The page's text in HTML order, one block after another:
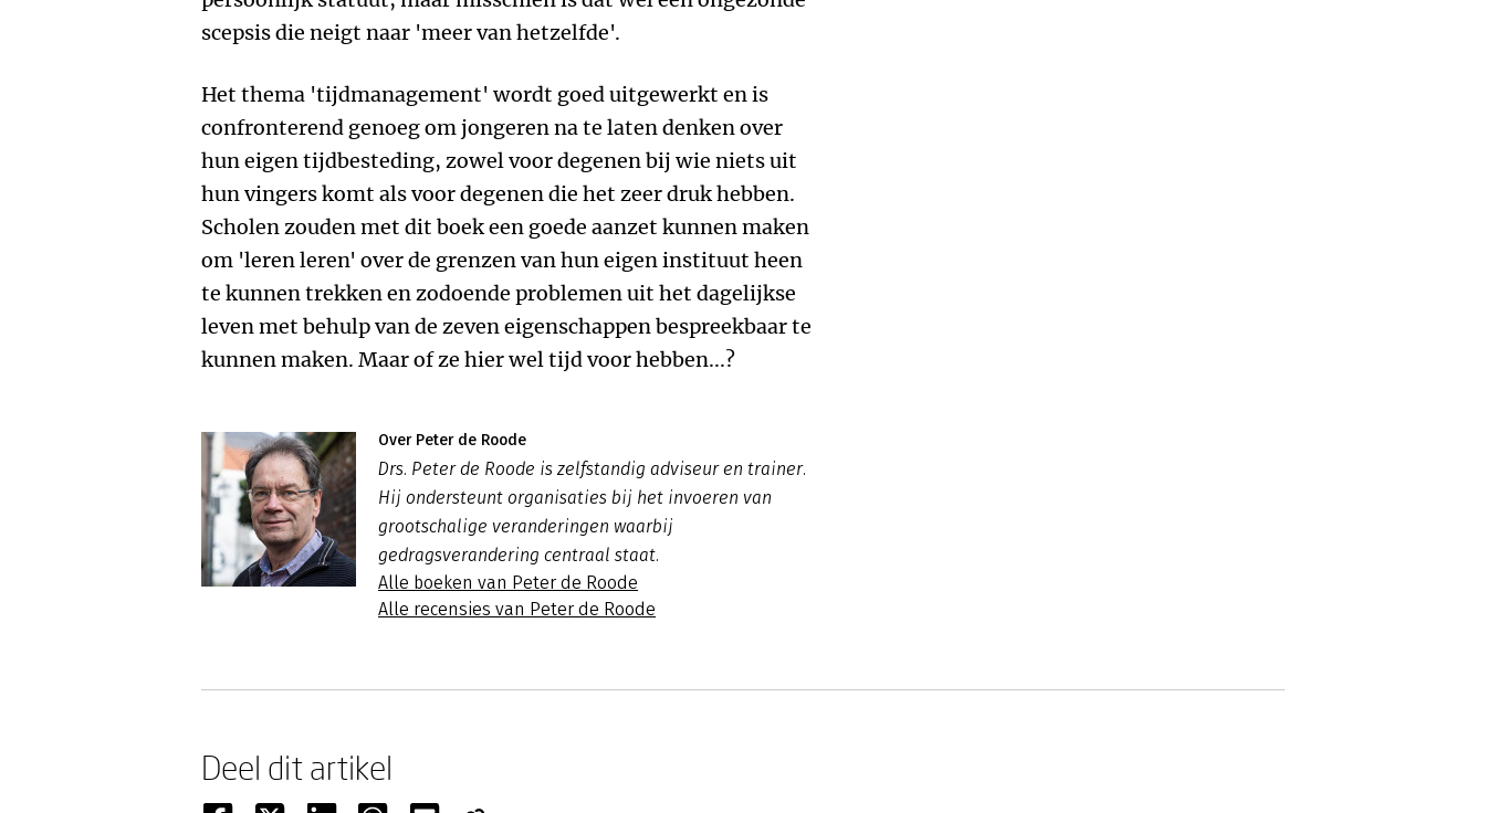
scepsis die neigt naar 'meer van hetzelfde'.
Het thema 'tijdmanagement' wordt goed uitgewerkt en is
confronterend genoeg om jongeren na te laten denken over
hun eigen tijdbesteding, zowel voor degenen bij wie niets uit
hun vingers komt als voor degenen die het zeer druk hebben.
Scholen zouden met dit boek een goede aanzet kunnen maken
om 'leren leren' over de grenzen van hun eigen instituut heen
te kunnen trekken en zodoende problemen uit het dagelijkse
leven met behulp van de zeven eigenschappen bespreekbaar te
kunnen maken. Maar of ze hier wel tijd voor hebben...?
Over Peter de Roode
Drs. Peter de Roode is zelfstandig adviseur en trainer.
Hij ondersteunt organisaties bij het invoeren van
grootschalige veranderingen waarbij
gedragsverandering centraal staat.
Alle boeken van Peter de Roode
Alle recensies van Peter de Roode
Deel dit artikel